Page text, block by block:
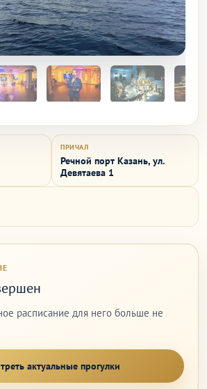
ПРИЧАЛ
Речной порт Казань, ул.
Девятаева 1
расписание для него больше не
актуальные прогулки